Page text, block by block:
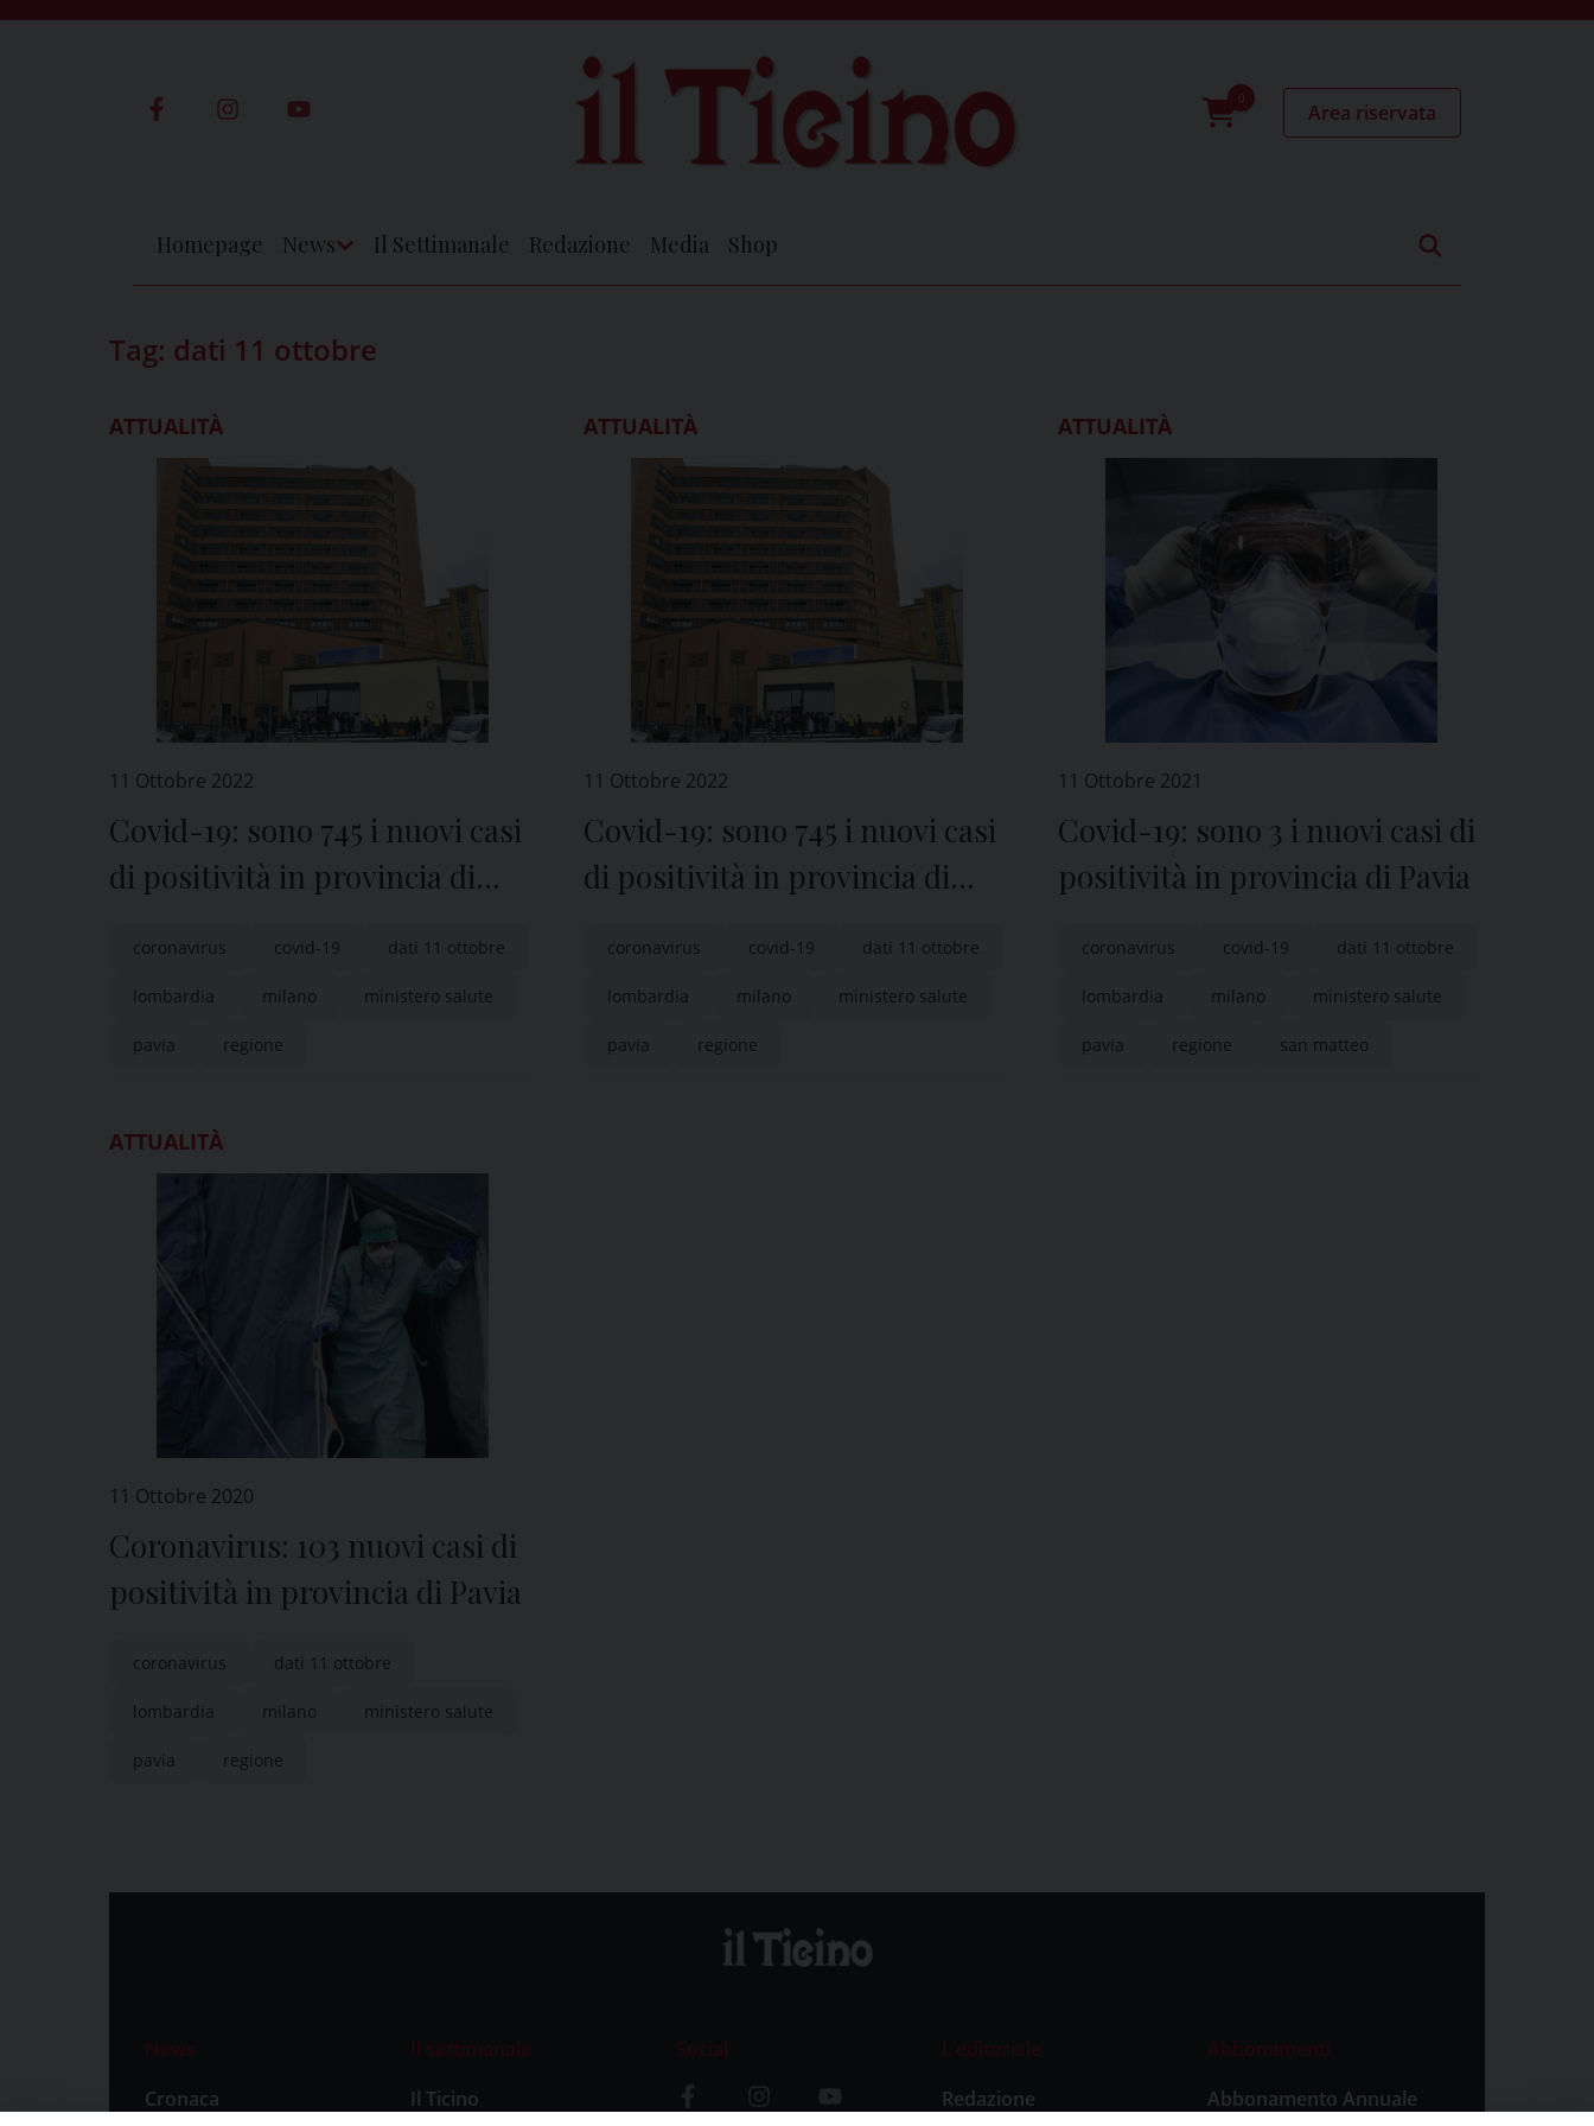
0
Area riservata
Homepage News Il Settimanale Redazione Media Shop
Tag: dati 11 ottobre
ATTUALITÀ
11 Ottobre 2022
Covid-19: sono 745 i nuovi casi
di positività in provincia di
coronavirus covid-19 dati 11 ottobre
lombardia milano ministero salute
pavia regione
ATTUALITÀ
11 Ottobre 2022
Covid-19: sono 745 i nuovi casi
di positività in provincia di
coronavirus covid-19 dati 11 ottobre
lombardia milano ministero salute
pavia regione
ATTUALITÀ
11 Ottobre 2021
Covid-19: sono 3 i nuovi casi di
positività in provincia di Pavia
coronavirus covid-19 dati 11 ottobre
lombardia milano ministero salute
pavia regione san matteo
ATTUALITÀ
11 Ottobre 2020
Coronavirus: 103 nuovi casi di
positività in provincia di Pavia
coronavirus dati 11 ottobre
lombardia milano ministero salute
pavia regione
News
Cronaca
Il settimanale
Il Ticino
Social
L’editoriale
Redazione
Abbonamenti
Abbonamento Annuale